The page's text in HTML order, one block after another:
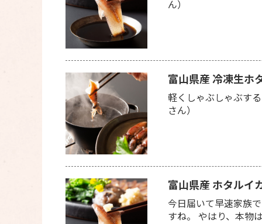
ん）
富山県産 冷凍生ホ
軽くしゃぶしゃぶす
さん）
富山県産 ホタルイ
今日届いて早速家族
すね。 やはり、本物